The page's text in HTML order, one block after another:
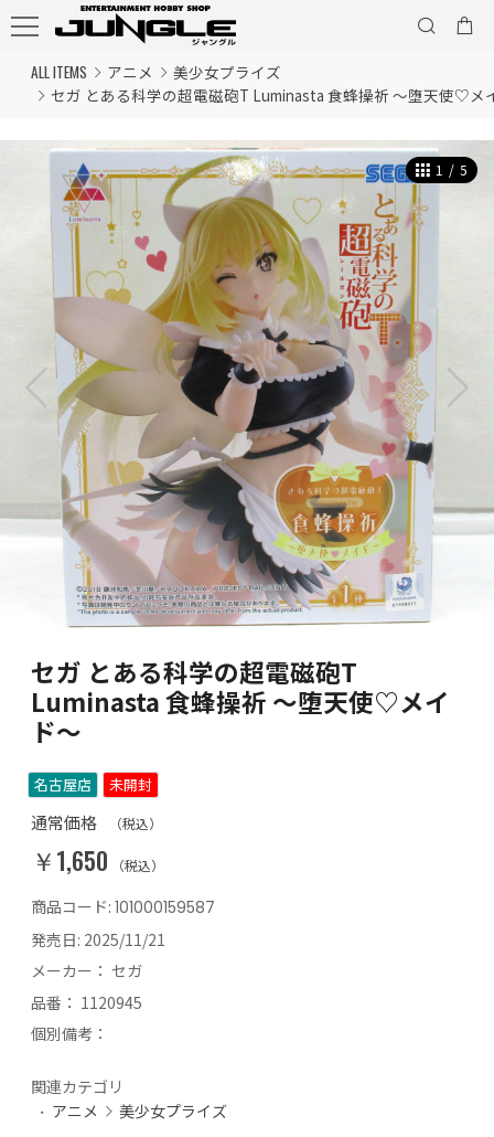
ALL ITEMS アニメ
美少女プライズ
セガ とある科学の超電磁砲T Luminasta 食蜂操祈 ～堕天使♡メ
1 / 5
セガ とある科学の超電磁砲T
Luminasta 食蜂操祈 ～堕天使♡メイ
ド～
名古屋店 未開封
通常価格 （税込）
￥1,650 （税込）
商品コード: 101000159587
発売日: 2025/11/21
メーカー： セガ
品番： 1120945
個別備考：
関連カテゴリ
アニメ
美少女プライズ